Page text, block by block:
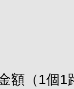
額（1個1